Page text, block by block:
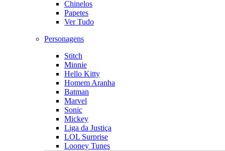
Chinelos
Papetes
Ver Tudo
Personagens
Stitch
Minnie
Hello Kitty
Homem Aranha
Batman
Marvel
Sonic
Mickey
Liga da Justiça
LOL Surprise
Looney Tunes